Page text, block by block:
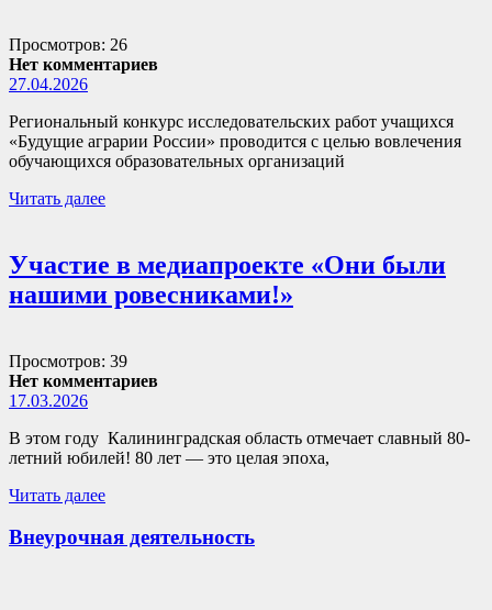
Просмотров: 26
Нет комментариев
27.04.2026
Региональный конкурс исследовательских работ учащихся
«Будущие аграрии России» проводится с целью вовлечения
обучающихся образовательных организаций
Читать далее
Участие в медиапроекте «Они были
нашими ровесниками!»
Просмотров: 39
Нет комментариев
17.03.2026
В этом году Калининградская область отмечает славный 80-
летний юбилей! 80 лет — это целая эпоха,
Читать далее
Внеурочная деятельность